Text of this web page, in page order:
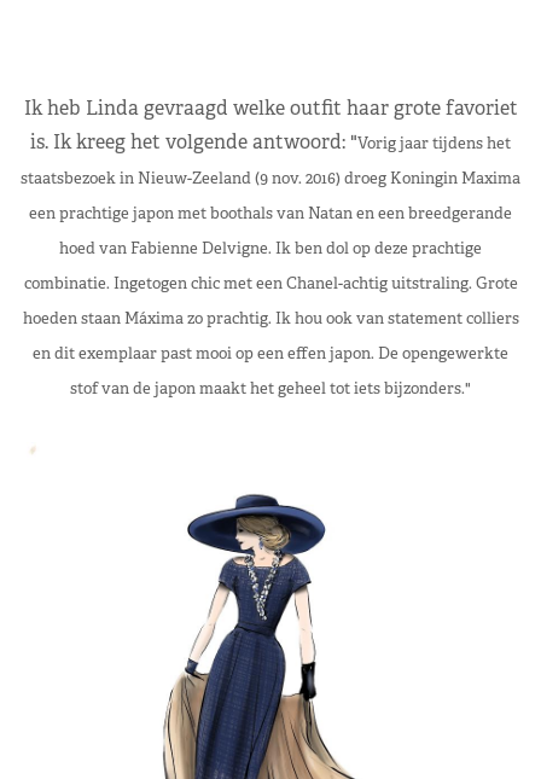
Ik heb Linda gevraagd welke outfit haar grote favoriet
is. Ik kreeg het volgende antwoord: "Vorig jaar tijdens het
staatsbezoek in Nieuw-Zeeland (9 nov. 2016) droeg Koningin Maxima
een prachtige japon met boothals van Natan en een breedgerande
hoed van Fabienne Delvigne. Ik ben dol op deze prachtige
combinatie. Ingetogen chic met een Chanel-achtig uitstraling. Grote
hoeden staan Máxima zo prachtig. Ik hou ook van statement colliers
en dit exemplaar past mooi op een effen japon. De opengewerkte
stof van de japon maakt het geheel tot iets bijzonders."